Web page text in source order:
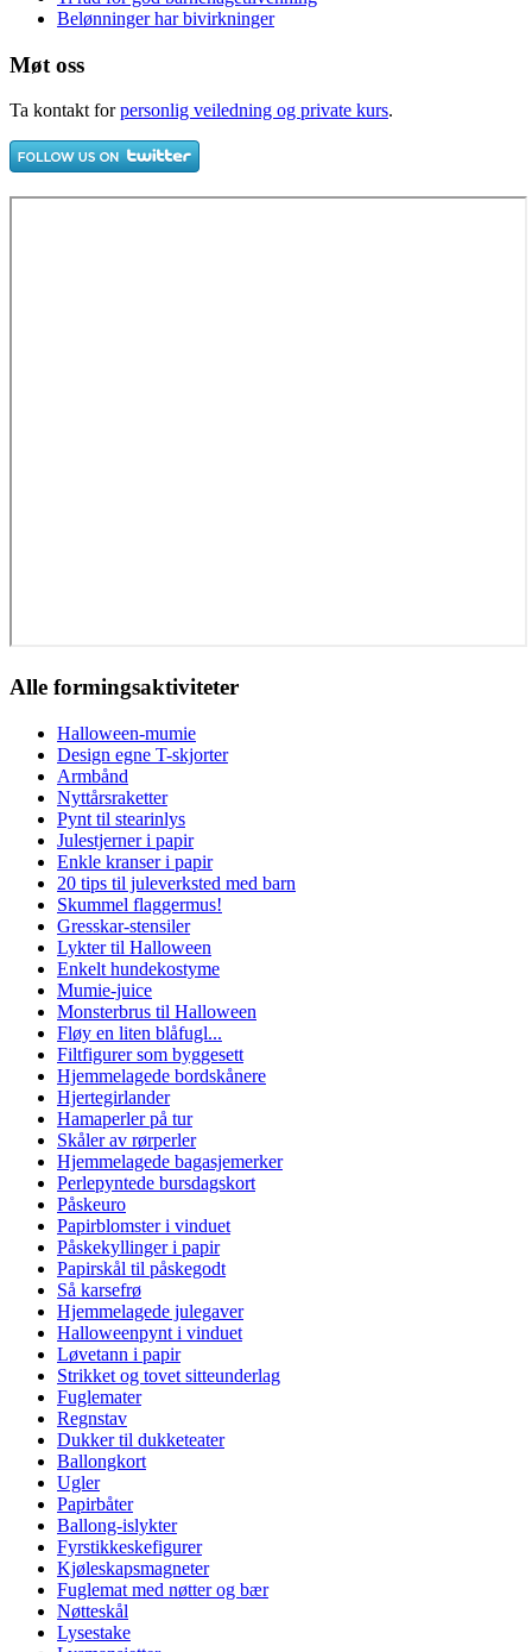
Belønninger har bivirkninger
Møt oss
Ta kontakt forpersonlig veiledning og private kurs.
Alle formingsaktiviteter
Halloween-mumie
Design egne T-skjorter
Armbånd
Nyttårsraketter
Pynt til stearinlys
Julestjerner i papir
Enkle kranser i papir
20 tips til juleverksted med barn
Skummel flaggermus!
Gresskar-stensiler
Lykter til Halloween
Enkelt hundekostyme
Mumie-juice
Monsterbrus til Halloween
Fløy en liten blåfugl...
Filtfigurer som byggesett
Hjemmelagede bordskånere
Hjertegirlander
Hamaperler på tur
Skåler av rørperler
Hjemmelagede bagasjemerker
Perlepyntede bursdagskort
Påskeuro
Papirblomster i vinduet
Påskekyllinger i papir
Papirskål til påskegodt
Så karsefrø
Hjemmelagede julegaver
Halloweenpynt i vinduet
Løvetann i papir
Strikket og tovet sitteunderlag
Fuglemater
Regnstav
Dukker til dukketeater
Ballongkort
Ugler
Papirbåter
Ballong-islykter
Fyrstikkeskefigurer
Kjøleskapsmagneter
Fuglemat med nøtter og bær
Nøtteskål
Lysestake